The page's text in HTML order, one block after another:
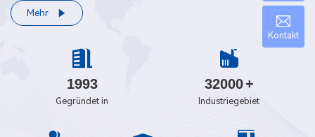
Spezialstromversorgungen. Das Unternehmen legt seit vielen Jahren
großen Wert auf wissenschaftliche und technologische Innovationen
„Nationales High-Tech-Unternehmen“, „Spezialisiertes und
innovatives KMU der Provinz Shandong“, sowie mehrere
Auszeichnungen der Stadt Qingdao für wirtschaftliches Potenzial
Instrument seine soziale Verantwortung als Unternehmen stets ernst.
Mehr
1993
Gegründet in
32000+
Industriegebiet
Kontakt